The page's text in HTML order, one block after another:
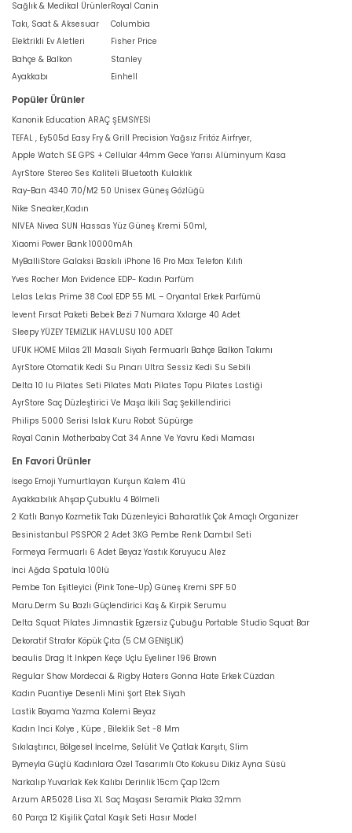
Sağlık & Medikal Ürünler
Takı, Saat & Aksesuar
Elektrikli Ev Aletleri
Bahçe & Balkon
Ayakkabı
Royal Canin
Columbia
Fisher Price
Stanley
Einhell
Popüler Ürünler
Kanonik Education ARAÇ ŞEMSİYESİ
TEFAL , Ey505d Easy Fry & Grill Precision Yağsız Fritöz Airfryer,
Apple Watch SE GPS + Cellular 44mm Gece Yarısı Alüminyum Kasa
AyrStore Stereo Ses Kaliteli Bluetooth Kulaklık
Ray-Ban 4340 710/M2 50 Unisex Güneş Gözlüğü
Nike Sneaker,Kadın
NIVEA Nivea SUN Hassas Yüz Güneş Kremi 50ml,
Xiaomi Power Bank 10000mAh
MyBalliStore Galaksi Baskılı iPhone 16 Pro Max Telefon Kılıfı
Yves Rocher Mon Evidence EDP- Kadın Parfüm
Lelas Lelas Prime 38 Cool EDP 55 ML – Oryantal Erkek Parfümü
levent Fırsat Paketi Bebek Bezi 7 Numara Xxlarge 40 Adet
Sleepy YÜZEY TEMİZLİK HAVLUSU 100 ADET
UFUK HOME Milas 211 Masalı Siyah Fermuarlı Bahçe Balkon Takımı
AyrStore Otomatik Kedi Su Pınarı Ultra Sessiz Kedi Su Sebili
Delta 10 lu Pilates Seti Pilates Matı Pilates Topu Pilates Lastiği
AyrStore Saç Düzleştirici Ve Maşa İkili Saç Şekillendirici
Philips 5000 Serisi Islak Kuru Robot Süpürge
Royal Canin Motherbaby Cat 34 Anne Ve Yavru Kedi Maması
En Favori Ürünler
İsego Emoji Yumurtlayan Kurşun Kalem 4'lü
Ayakkabılık Ahşap Çubuklu 4 Bölmeli
2 Katlı Banyo Kozmetik Takı Düzenleyici Baharatlık Çok Amaçlı Organizer
Besinistanbul PSSPOR 2 Adet 3KG Pembe Renk Dambıl Seti
Formeya Fermuarlı 6 Adet Beyaz Yastık Koruyucu Alez
İnci Ağda Spatula 100lü
Pembe Ton Eşitleyici (Pink Tone-Up) Güneş Kremi SPF 50
Maru.Derm Su Bazlı Güçlendirici Kaş & Kirpik Serumu
Delta Squat Pilates Jimnastik Egzersiz Çubuğu Portable Studio Squat Bar
Dekoratif Strafor Köpük Çıta (5 CM GENİŞLİK)
beaulis Drag It Inkpen Keçe Uçlu Eyeliner 196 Brown
Regular Show Mordecai & Rigby Haters Gonna Hate Erkek Cüzdan
Kadın Puantiye Desenli Mini Şort Etek Siyah
Lastik Boyama Yazma Kalemi Beyaz
Kadın Inci Kolye , Küpe , Bileklik Set -8 Mm
Sıkılaştırıcı, Bölgesel İncelme, Selülit Ve Çatlak Karşıtı, Slim
Bymeyla Güçlü Kadınlara Özel Tasarımlı Oto Kokusu Dikiz Ayna Süsü
Narkalıp Yuvarlak Kek Kalıbı Derinlik 15cm Çap 12cm
Arzum AR5028 Lisa XL Saç Maşası Seramik Plaka 32mm
60 Parça 12 Kişilik Çatal Kaşık Seti Hasır Model